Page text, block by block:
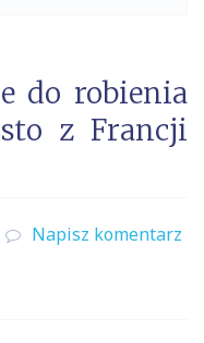
do robienia
z Francji
Napisz komentarz